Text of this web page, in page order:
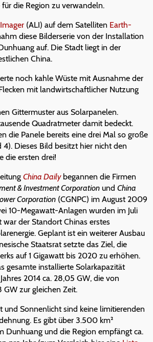
die Region zu verwandeln.
(ALI) auf dem Satelliten Earth-
diese Bilderserie von der Installation
auf. Die Stadt liegt in der
China.
noch kahle Wüste mit Ausnahme der
mit landwirtschaftlicher Nutzung
Gittermuster aus Solarpanelen.
Quadratmeter damit bedeckt.
die Panele bereits eine drei Mal so große
4). Dieses Bild besitzt hier nicht den
die ersten drei!
China Dailybegannen die Firmen
& Investment Corporation und China
Corporation (CGNPC) im August 2009
10-Megawatt-Anlagen wurden im Juli
der Standort Chinas erstes
Geplant ist ein weiterer Ausbau
Staatsrat setzte das Ziel, die
auf 1 Gigawatt bis 2020 zu erhöhen.
gesamte installierte Solarkapazität
2014 ca. 28,05 GW, die von
GW zur gleichen Zeit.
und Sonnenlicht sind keine limitierenden
Es gibt über 3.500 km²
Dunhuang und die Region empfängt ca.